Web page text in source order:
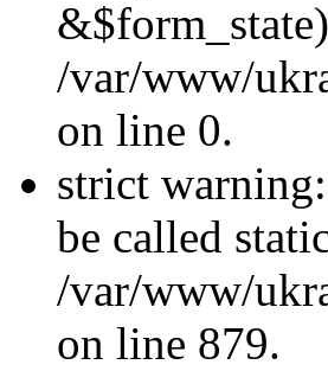
/var/www/
on line 0.
strict
be called
/var/www/
on line 879.